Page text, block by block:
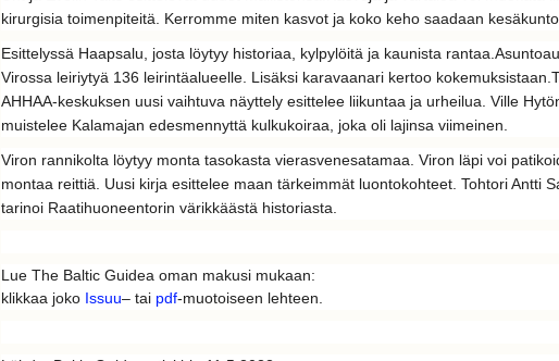
kirurgisia toimenpiteitä. Kerromme miten kasvot ja koko keho saadaan
Esittelyssä Haapsalu, josta löytyy historiaa, kylpylöitä ja kaunista rantaa.
Virossa leiriytyä 136 leirintäalueelle. Lisäksi karavaanari kertoo kokemuksistaan.
AHHAA-keskuksen uusi vaihtuva näyttely esittelee liikuntaa ja urheilua. Ville
muistelee Kalamajan edesmennyttä kulkukoiraa, joka oli lajinsa viimeinen.
Viron rannikolta löytyy monta tasokasta vierasvenesatamaa. Viron läpi voi
montaa reittiä. Uusi kirja esittelee maan tärkeimmät luontokohteet. Tohtori Antti
tarinoi Raatihuoneentorin värikkäästä historiasta.
Lue The Baltic Guidea oman makusi mukaan:
klikkaa joko Issuu– tai pdf-muotoiseen lehteen.